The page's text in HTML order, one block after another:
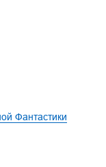
Фантастики